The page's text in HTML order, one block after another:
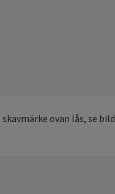
ovan lås, se bild